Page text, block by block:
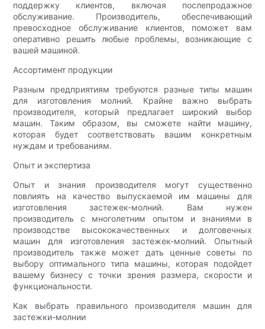
поддержку клиентов, включая послепродажное
обслуживание. Производитель, обеспечивающий
превосходное обслуживание клиентов, поможет вам
оперативно решить любые проблемы, возникающие с
вашей машиной.
Ассортимент продукции
Разным предприятиям требуются разные типы машин
для изготовления молний. Крайне важно выбрать
производителя, который предлагает широкий выбор
машин. Таким образом, вы сможете найти машину,
которая будет соответствовать вашим конкретным
нуждам и требованиям.
Опыт и экспертиза
Опыт и знания производителя могут существенно
повлиять на качество выпускаемой им машины для
изготовления застежек-молний. Вам нужен
производитель с многолетним опытом и знаниями в
производстве высококачественных и долговечных
машин для изготовления застежек-молний. Опытный
производитель также может дать ценные советы по
выбору оптимального типа машины, которая подойдет
вашему бизнесу с точки зрения размера, скорости и
функциональности.
Как выбрать правильного производителя машин для
застежки-молнии